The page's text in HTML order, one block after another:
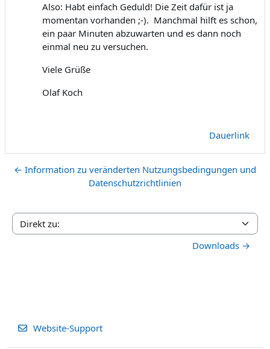
Also: Habt einfach Geduld! Die Zeit dafür ist ja
momentan vorhanden ;-). Manchmal hilft es schon,
ein paar Minuten abzuwarten und es dann noch
einmal neu zu versuchen.
Viele Grüße
Olaf Koch
Dauerlink
← Information zu veränderten Nutzungsbedingungen und
Datenschutzrichtlinien
Direkt zu:
Downloads →
Website-Support